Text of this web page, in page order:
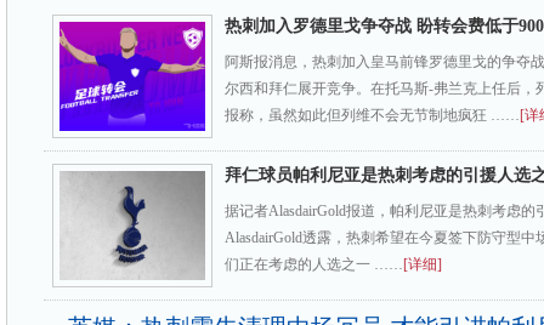
热刺加入罗德里戈争夺战 盼转会费低于
阿斯报消息，热刺加入皇马前锋罗德里戈的争夺
尔西和拜仁展开竞争。在托马斯-弗兰克上任后，
报称，虽然如此但列维不会无节制地疯狂 ……[详
拜仁球员帕利尼亚是热刺考虑的引援人选
据记者AlasdairGold报道，帕利尼亚是热刺考虑的
AlasdairGold透露，热刺希望在今夏签下防守型
们正在考虑的人选之一 ……[详细]